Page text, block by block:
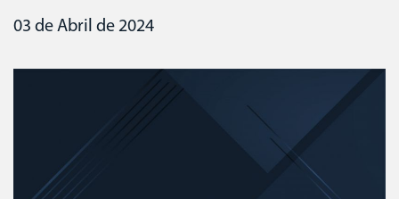
03 de Abril de 2024